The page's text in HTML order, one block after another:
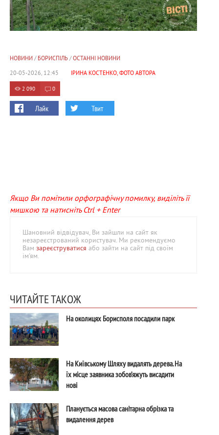
НОВИНИ/ БОРИСПІЛЬ/ ОСТАННІ НОВИНИ
20-05-2026, 12:45
ІРИНА КОСТЕНКО, ФОТО АВТОРА
2 090 0
Лайк Твит
Якщо Ви помітили орфографічну помилку, виділіть її
мишкою та натисніть Ctrl + Enter
Шановний відвідувач, Ви зайшли на сайт як
незареєстрований користувач. Ми рекомендуємо
Вам зареєструватися або зайти на сайт під своїм
ім'ям.
ЧИТАЙТЕ ТАКОЖ
На околицях Борисполя посадили парк
На Київському Шляху видалять дерева. На
їх місце заявника зобов’яжуть висадити
нові
Планується масова санітарна обрізка та
видалення дерев